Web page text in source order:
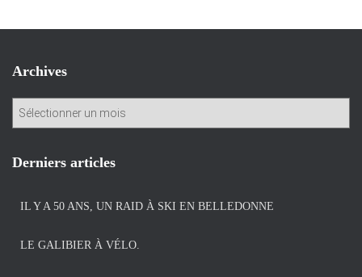
Archives
h
Derniers articles
IL Y A 50 ANS, UN RAID À SKI EN BELLEDONNE
LE GALIBIER À VÉLO.